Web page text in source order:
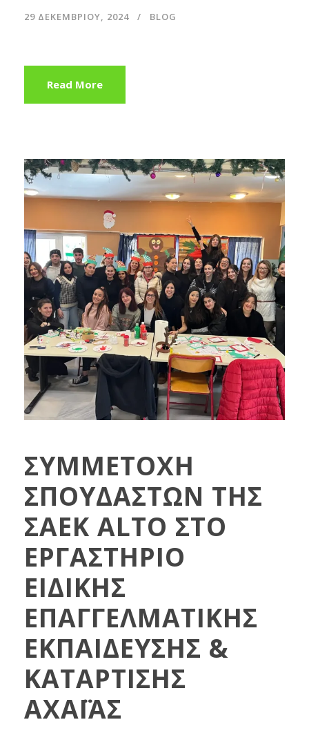
29 ΔΕΚΕΜΒΡΊΟΥ, 2024 BLOG
Read More
ΣΥΜΜΕΤΟΧΗ
ΣΠΟΥΔΑΣΤΩΝ ΤΗΣ
ΣΑΕΚ ALTO ΣΤΟ
ΕΡΓΑΣΤΗΡΙΟ
ΕΙΔΙΚΗΣ
ΕΠΑΓΓΕΛΜΑΤΙΚΗΣ
ΕΚΠΑΙΔΕΥΣΗΣ &
ΚΑΤΑΡΤΙΣΗΣ
ΑΧΑΪΑΣ